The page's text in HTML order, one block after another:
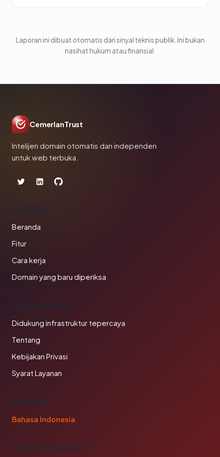
Laporan ini dibuat otomatis dari sinyal teknis publik. Ini bukan
nasihat hukum atau finansial.
CemerlanTrust
Intelijen domain otomatis dan independen
untuk web terbuka.
PRODUK
Beranda
Fitur
Cara kerja
Domain yang baru diperiksa
PERUSAHAAN
Didukung infrastruktur tepercaya
Tentang
Kebijakan Privasi
Syarat Layanan
BAHASA
Bahasa Indonesia
TAUTAN SAHABAT